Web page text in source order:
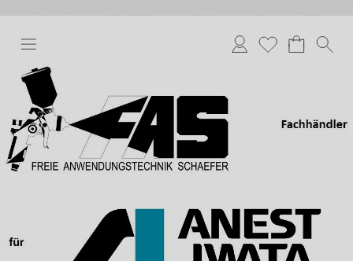
Anmelden
Merkliste